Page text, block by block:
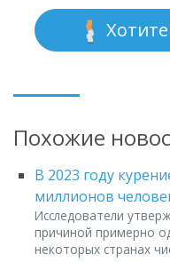
Похожие
В 2023 году
миллионов
Исследователи
причиной примерно
некоторых странах